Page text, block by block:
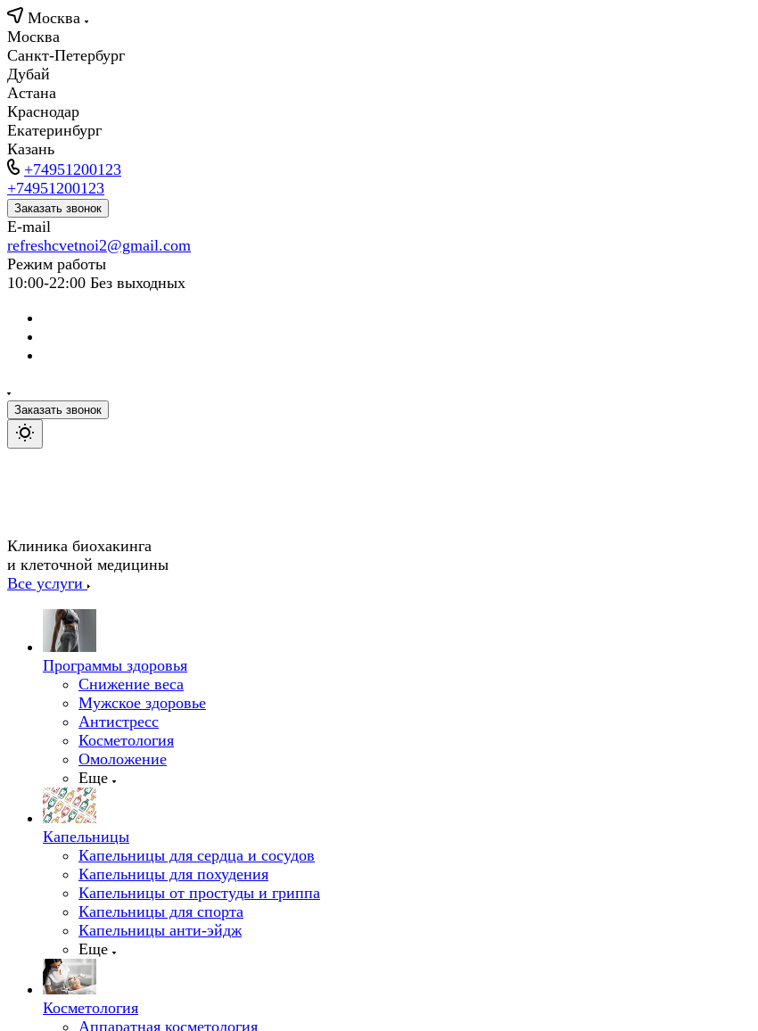
Москва
Москва
Санкт-Петербург
Дубай
Астана
Краснодар
Екатеринбург
Казань
+74951200123
+74951200123
Заказать звонок
E-mail
refreshcvetnoi2@gmail.com
Режим работы
10:00-22:00 Без выходных
Заказать звонок
Клиника биохакинга
и клеточной медицины
Все услуги
Программы здоровья
Снижение веса
Мужское здоровье
Антистресс
Косметология
Омоложение
Еще
Капельницы
Капельницы для сердца и сосудов
Капельницы для похудения
Капельницы от простуды и гриппа
Капельницы для спорта
Капельницы анти-эйдж
Еще
Косметология
Аппаратная косметология